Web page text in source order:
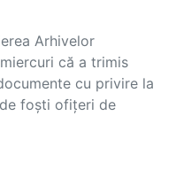
Arhivelor
că a trimis
cu privire la
foşti ofiţeri de